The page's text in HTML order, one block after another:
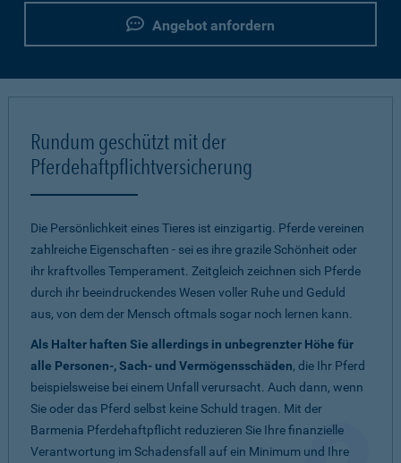
Angebot anfordern
Rundum geschützt mit der
Pferdehaftpflichtversicherung
Die Persönlichkeit eines Tieres ist einzigartig. Pferde vereinen
zahlreiche Eigenschaften - sei es ihre grazile Schönheit oder
ihr kraftvolles Temperament. Zeitgleich zeichnen sich Pferde
durch ihr beeindruckendes Wesen voller Ruhe und Geduld
aus, von dem der Mensch oftmals sogar noch lernen kann.
Als Halter haften Sie allerdings in unbegrenzter Höhe für
alle Personen-, Sach- und Vermögensschäden, die Ihr Pferd
beispielsweise bei einem Unfall verursacht. Auch dann, wenn
Sie oder das Pferd selbst keine Schuld tragen. Mit der
Barmenia Pferdehaftpflicht reduzieren Sie Ihre finanzielle
Verantwortung im Schadensfall auf ein Minimum und Ihre